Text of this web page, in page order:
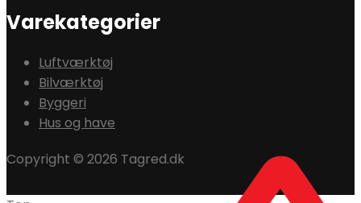
Varekategorier
Luftværktøj
Bilværktøj
Byggeri
Hus og have
Copyright © 2026 Tagred.dk